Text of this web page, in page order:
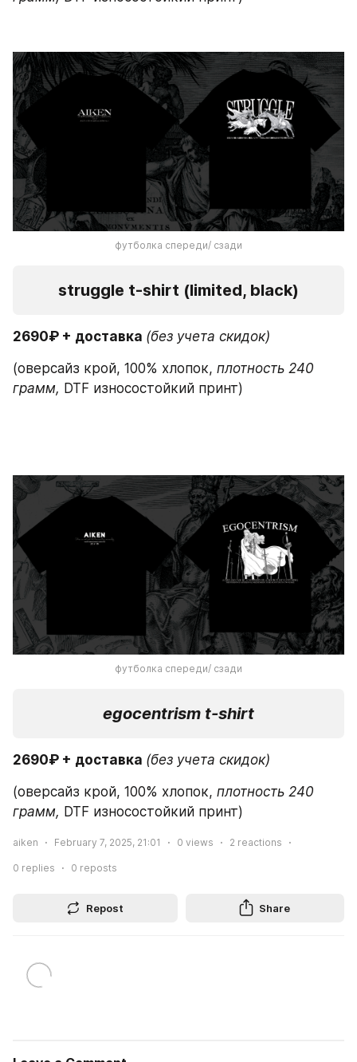
футболка спереди/ сзади
struggle t-shirt (limited, black)
2690₽ + доставка (без учета скидок)
(оверсайз крой, 100% хлопок, плотность 240
грамм, DTF износостойкий принт)
футболка спереди/ сзади
egocentrism t-shirt
2690₽ + доставка (без учета скидок)
(оверсайз крой, 100% хлопок, плотность 240
грамм, DTF износостойкий принт)
aiken February 7, 2025, 21:01 0 views 2 reactions
0 replies 0 reposts
Repost Share